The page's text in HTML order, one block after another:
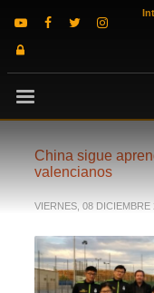
China sigue
valencianos
VIERNES, 08 DICIEMBRE